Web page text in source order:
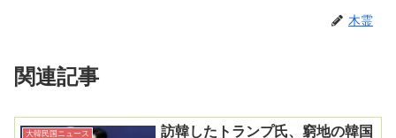
木霊
関連記事
大韓民国ニュース
訪韓したトランプ氏、窮地の韓国